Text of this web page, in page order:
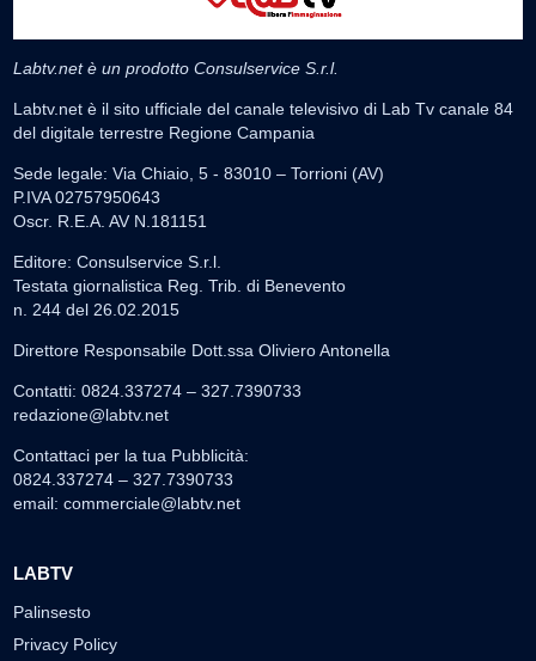
Labtv.net è un prodotto Consulservice S.r.l.
Labtv.net è il sito ufficiale del canale televisivo di Lab Tv canale 84
del digitale terrestre Regione Campania
Sede legale: Via Chiaio, 5 - 83010 – Torrioni (AV)
P.IVA 02757950643
Oscr. R.E.A. AV N.181151
Editore: Consulservice S.r.l.
Testata giornalistica Reg. Trib. di Benevento
n. 244 del 26.02.2015
Direttore Responsabile Dott.ssa Oliviero Antonella
Contatti: 0824.337274 – 327.7390733
redazione@labtv.net
Contattaci per la tua Pubblicità:
0824.337274 – 327.7390733
email: commerciale@labtv.net
LABTV
Palinsesto
Privacy Policy